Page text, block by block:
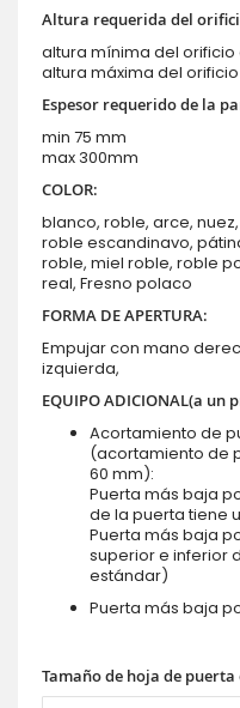
Altura requerida del
altura mínima del orificio
altura máxima del orificio
Espesor requerido de la
min 75 mm
max 300mm
COLOR:
blanco, roble, arce,
roble escandinavo,
roble, miel roble, roble
real, Fresno polaco
FORMA DE APERTURA:
Empujar con mano
izquierda,
EQUIPO ADICIONAL(a un
Acortamiento de
(acortamiento de
60 mm):
Puerta más baja
de la puerta tiene
Puerta más baja
superior e inferior
estándar)
Puerta más baja
Tamaño de hoja de